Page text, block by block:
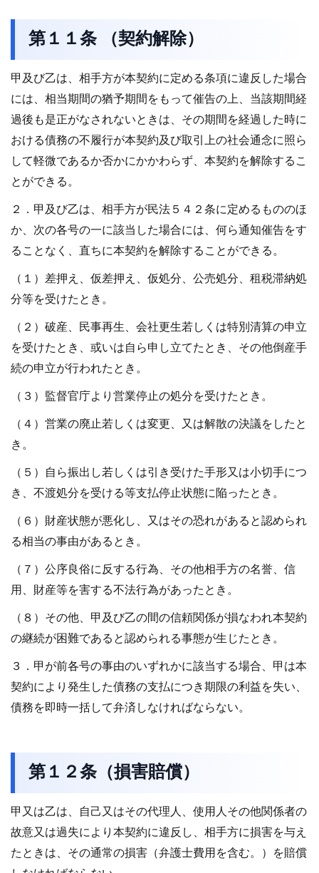
第１１条 （契約解除）
甲及び乙は、相手方が本契約に定める条項に違反した場合
には、相当期間の猶予期間をもって催告の上、当該期間経
過後も是正がなされないときは、その期間を経過した時に
おける債務の不履行が本契約及び取引上の社会通念に照ら
して軽微であるか否かにかかわらず、本契約を解除するこ
とができる。
２．甲及び乙は、相手方が民法５４２条に定めるもののほ
か、次の各号の一に該当した場合には、何ら通知催告をす
ることなく、直ちに本契約を解除することができる。
（１）差押え、仮差押え、仮処分、公売処分、租税滞納処
分等を受けたとき。
（２）破産、民事再生、会社更生若しくは特別清算の申立
を受けたとき、或いは自ら申し立てたとき、その他倒産手
続の申立が行われたとき。
（３）監督官庁より営業停止の処分を受けたとき。
（４）営業の廃止若しくは変更、又は解散の決議をしたと
き。
（５）自ら振出し若しくは引き受けた手形又は小切手につ
き、不渡処分を受ける等支払停止状態に陥ったとき。
（６）財産状態が悪化し、又はその恐れがあると認められ
る相当の事由があるとき。
（７）公序良俗に反する行為、その他相手方の名誉、信
用、財産等を害する不法行為があったとき。
（８）その他、甲及び乙の間の信頼関係が損なわれ本契約
の継続が困難であると認められる事態が生じたとき。
３．甲が前各号の事由のいずれかに該当する場合、甲は本
契約により発生した債務の支払につき期限の利益を失い、
債務を即時一括して弁済しなければならない。
第１２条（損害賠償）
甲又は乙は、自己又はその代理人、使用人その他関係者の
故意又は過失により本契約に違反し、相手方に損害を与え
たときは、その通常の損害（弁護士費用を含む。）を賠償